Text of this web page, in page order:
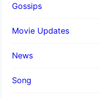
Gossips
Movie Updates
News
Song